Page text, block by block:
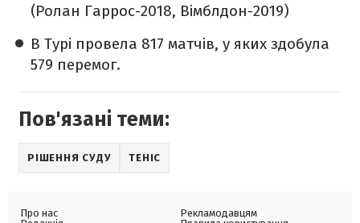
(Ролан Гаррос-2018, Вімблдон-2019)
В Турі провела 817 матчів, у яких здобула
579 перемог.
Пов'язані теми:
РІШЕННЯ СУДУ ТЕНІС
Про нас
Рекламодавцям